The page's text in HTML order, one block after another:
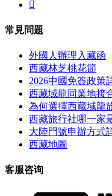

常見問題
外國人辦理入藏函
西藏林芝桃花節
2026中國免簽政策
西藏域龍同業地接
為何選擇西藏域龍
西藏旅行社哪一家
大陸門號申辦方式
西藏地圖
客服咨询